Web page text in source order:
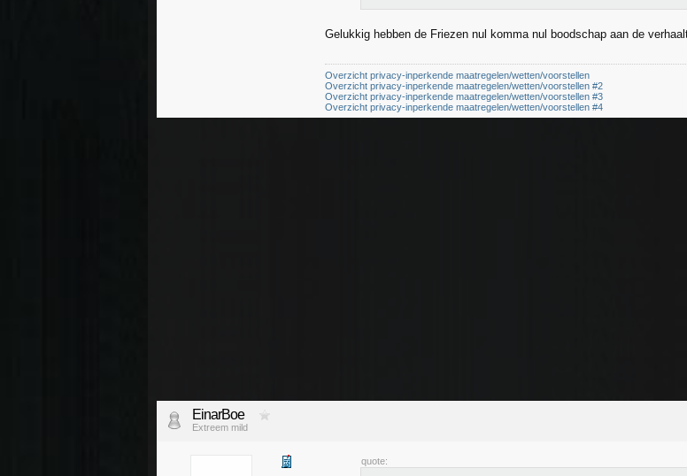
Gelukkig hebben de Friezen nul komma nul boodschap aan de
Overzicht privacy-inperkende maatregelen/wetten/voorstellen
Overzicht privacy-inperkende maatregelen/wetten/voorstellen #2
Overzicht privacy-inperkende maatregelen/wetten/voorstellen #3
Overzicht privacy-inperkende maatregelen/wetten/voorstellen #4
EinarBoe
Extreem mild
quote: